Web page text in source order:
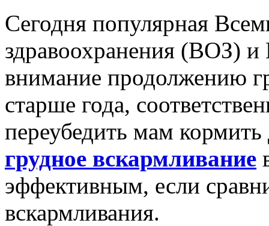
Сегодня популярная
здравоохранения (ВОЗ)
внимание продолжению
старше года,
переубедить мам
грудное вскармливание
эффективным, если
вскармливания.